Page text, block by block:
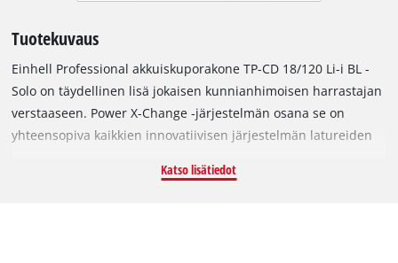
Tuotekuvaus
Einhell Professional akkuiskuporakone TP-CD 18/120 Li-i BL -
Solo on täydellinen lisä jokaisen kunnianhimoisen harrastajan
verstaaseen. Power X-Change -järjestelmän osana se on
yhteensopiva kaikkien innovatiivisen järjestelmän latureiden
hiiliharjattomalla moottorilla. Tämä hiiliharjaton moottori
Katso lisätiedot